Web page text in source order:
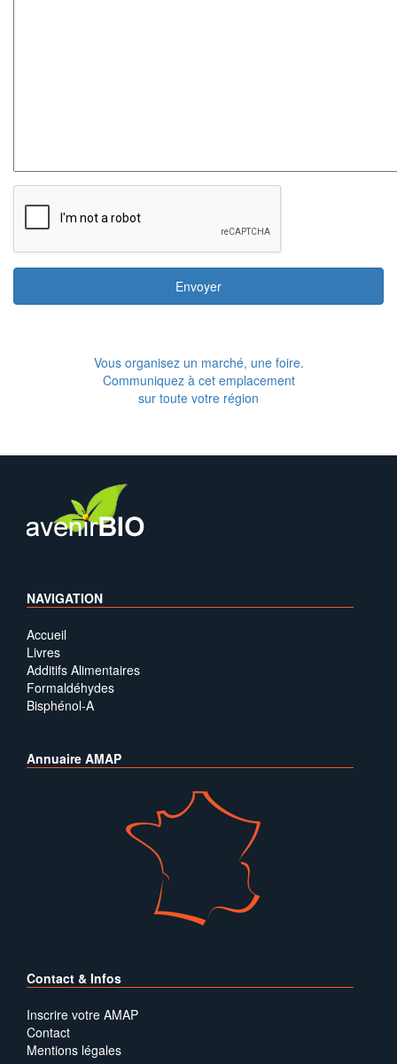
Envoyer
Vous organisez un marché, une foire.
Communiquez à cet emplacement
sur toute votre région
NAVIGATION
Accueil
Livres
Additifs Alimentaires
Formaldéhydes
Bisphénol-A
Annuaire AMAP
Contact & Infos
Inscrire votre AMAP
Contact
Mentions légales